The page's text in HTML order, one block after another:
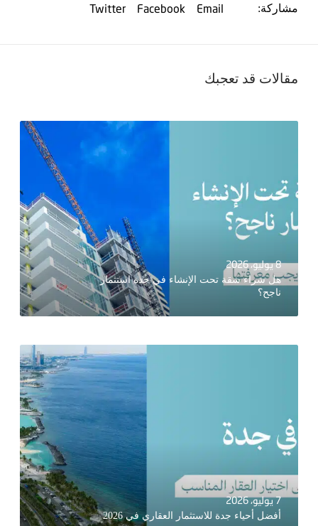
مشاركة: Email
Facebook
Twitter
مقالات قد تعجبك
8 يوليو، 2026
هل شراء شقة تحت الإنشاء في جدة استثمار
ناجح؟
7 يوليو، 2026
أفضل أحياء جدة للاستثمار العقاري في 2026